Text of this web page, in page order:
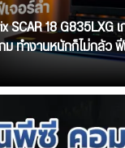
SCAR 18 G835LXG
ทำงานหนักก็ไม่กลัว